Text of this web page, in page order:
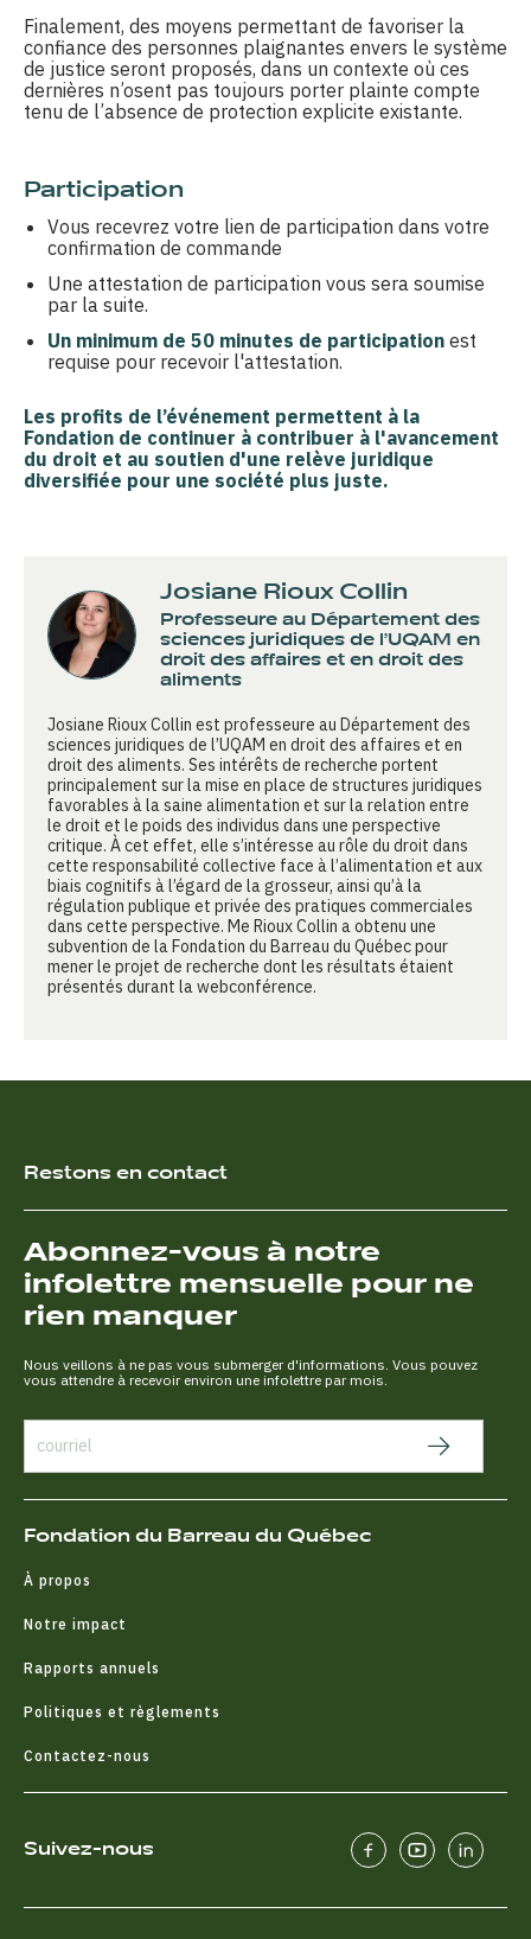
Finalement, des moyens permettant de favoriser la
confiance des personnes plaignantes envers le système
de justice seront proposés, dans un contexte où ces
dernières n’osent pas toujours porter plainte compte
tenu de l’absence de protection explicite existante.
Participation
Vous recevrez votre lien de participation dans votre
confirmation de commande
Une attestation de participation vous sera soumise
par la suite.
Un minimum de 50 minutes de participation est
requise pour recevoir l'attestation.
Les profits de l’événement permettent à la
Fondation de continuer à contribuer à l'avancement
du droit et au soutien d'une relève juridique
diversifiée pour une société plus juste.
Josiane Rioux Collin
Professeure au Département des
sciences juridiques de l’UQAM en
droit des affaires et en droit des
aliments
Josiane Rioux Collin est professeure au Département des
sciences juridiques de l’UQAM en droit des affaires et en
droit des aliments. Ses intérêts de recherche portent
principalement sur la mise en place de structures juridiques
favorables à la saine alimentation et sur la relation entre
le droit et le poids des individus dans une perspective
critique. À cet effet, elle s’intéresse au rôle du droit dans
cette responsabilité collective face à l’alimentation et aux
biais cognitifs à l’égard de la grosseur, ainsi qu’à la
régulation publique et privée des pratiques commerciales
dans cette perspective. Me Rioux Collin a obtenu une
subvention de la Fondation du Barreau du Québec pour
mener le projet de recherche dont les résultats étaient
présentés durant la webconférence.
Restons en contact
Abonnez-vous à notre
infolettre mensuelle pour ne
rien manquer
Nous veillons à ne pas vous submerger d'informations. Vous pouvez
vous attendre à recevoir environ une infolettre par mois.
Fondation du Barreau du Québec
À propos
Notre impact
Rapports annuels
Politiques et règlements
Contactez-nous
Suivez-nous